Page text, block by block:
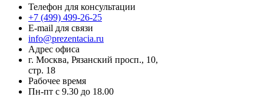
Телефон для консультации
+7 (499) 499-26-25
E-mail для связи
info@prezentacia.ru
Адрес офиса
г. Москва, Рязанский просп., 10,
стр. 18
Рабочее время
Пн-пт с 9.30 до 18.00